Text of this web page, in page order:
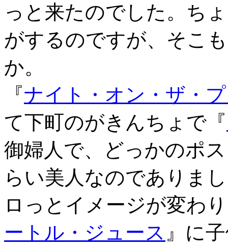
っと来たのでした。ち
がするのですが、そこ
か。
『ナイト・オン・ザ・
て下町のがきんちょで『
御婦人で、どっかのポ
らい美人なのでありま
ロっとイメージが変わ
ートル・ジュース 』に